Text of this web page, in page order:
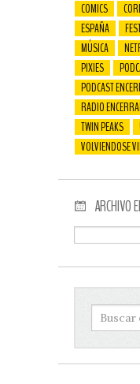
COMICS
ESPAÑA
MÚSICA
PIXIES
PODCAST
RADIO
TWIN PEAKS
VOLVIENDOSE
ARCHIVO